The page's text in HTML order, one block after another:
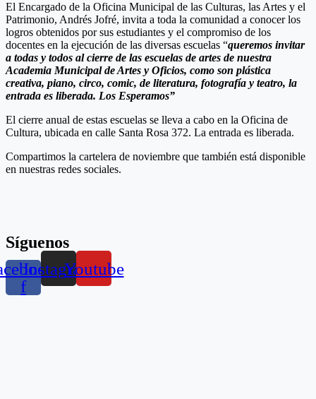
El Encargado de la Oficina Municipal de las Culturas, las Artes y el
Patrimonio, Andrés Jofré, invita a toda la comunidad a conocer los
logros obtenidos por sus estudiantes y el compromiso de los
docentes en la ejecución de las diversas escuelas “queremos invitar
a todas y todos al cierre de las escuelas de artes de nuestra
Academia Municipal de Artes y Oficios, como son plástica
creativa, piano, circo, comic, de literatura, fotografía y teatro, la
entrada es liberada. Los Esperamos”
El cierre anual de estas escuelas se lleva a cabo en la Oficina de
Cultura, ubicada en calle Santa Rosa 372. La entrada es liberada.
Compartimos la cartelera de noviembre que también está disponible
en nuestras redes sociales.
Síguenos
f
InstagramYoutube